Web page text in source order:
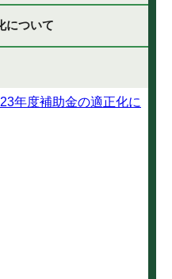
について
年度補助金の適正化に